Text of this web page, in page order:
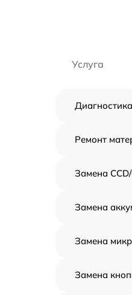
Услуга
Ремонт
Замена
Замена
Замена
Замена